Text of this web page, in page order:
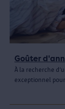
Goûter
À la recherche
exceptionnel